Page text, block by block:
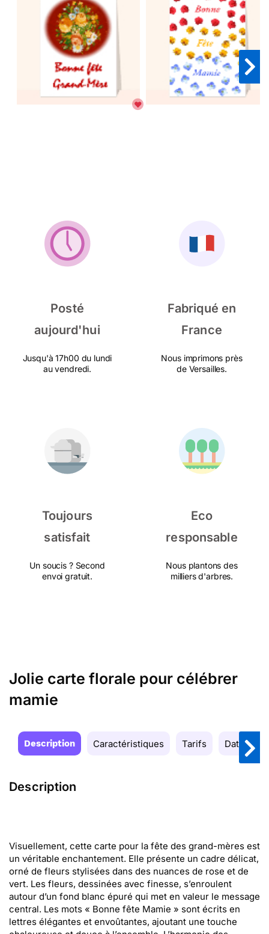
Posté
aujourd'hui
Jusqu'à 17h00 du lundi
au vendredi.
Fabriqué en
France
Nous imprimons près
de Versailles.
Toujours
satisfait
Un soucis ? Second
envoi gratuit.
Eco
responsable
Nous plantons des
milliers d'arbres.
Jolie carte florale pour célébrer
mamie
Description Caractéristiques Tarifs Date de
Description
Visuellement, cette carte pour la fête des grand-mères est
un véritable enchantement. Elle présente un cadre délicat,
orné de fleurs stylisées dans des nuances de rose et de
vert. Les fleurs, dessinées avec finesse, s’enroulent
autour d’un fond blanc épuré qui met en valeur le message
central. Les mots « Bonne fête Mamie » sont écrits en
lettres élégantes et envoûtantes, ajoutant une touche